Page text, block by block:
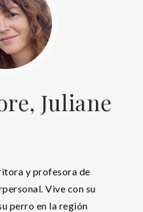
Juliane
y profesora de
Vive con su
perro en la región